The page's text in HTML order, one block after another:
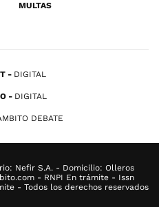
MULTAS
DIGITAL
DIGITAL
DEBATE
Nefir S.A. - Domicilio: Olleros
- RNPI En trámite - Issn
- Todos los derechos reservados